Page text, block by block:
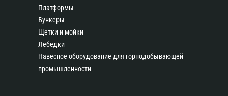
Платформы
Бункеры
Щетки и мойки
Лебедки
Навесное оборудование для горнодобывающей
промышленности